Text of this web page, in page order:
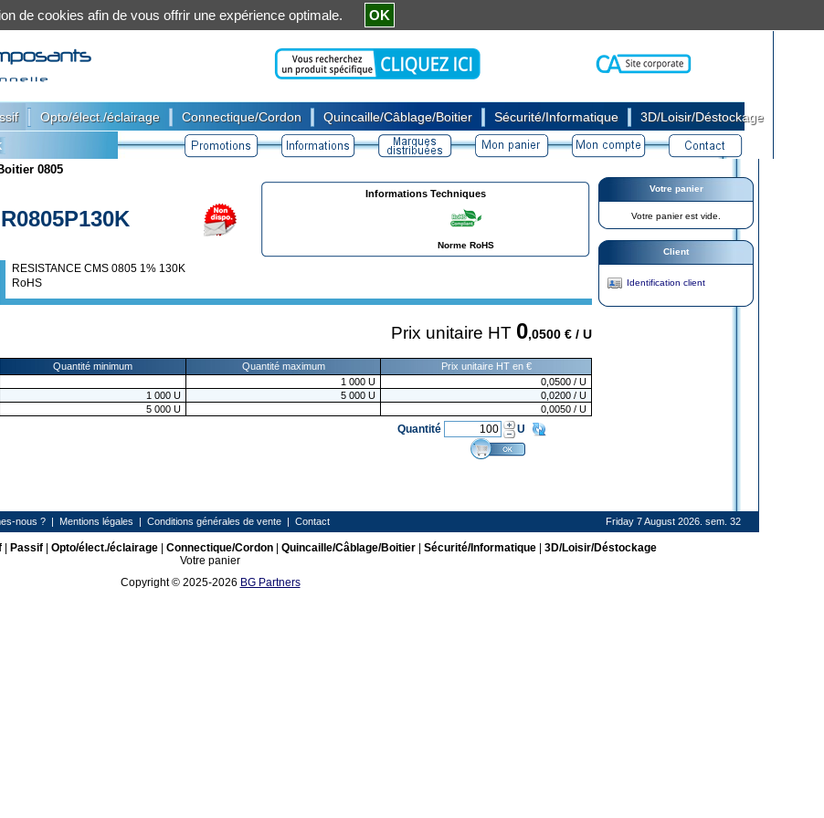
Opto/élect./éclairage Connectique/Cordon Quincaille/Câblage/Boitier Sécurité/Informatique 3D/Loisir/Déstockage
0805
R0805P130K
Informations Techniques
Norme RoHS
RESISTANCE CMS 0805 1% 130K
RoHS
Prix unitaire HT 0,0500 € / U
Quantité minimum Quantité maximum
Prix unitaire HT en €
1 000 U 0,0500 / U
1 000 U 5 000 U 0,0200 / U
5 000 U 0,0050 / U
Quantité U
Votre panier
Votre panier est vide.
Client
Identification client
nous ? | Mentions légales | Conditions générales de vente | Contact Friday 7 August 2026. sem. 32
| Passif| Opto/élect./éclairage| Connectique/Cordon| Quincaille/Câblage/Boitier| Sécurité/Informatique| 3D/Loisir/Déstockage
Votre panier
Copyright © 2025-2026 BG Partners
de cookies afin de vous offrir une expérience optimale. OK